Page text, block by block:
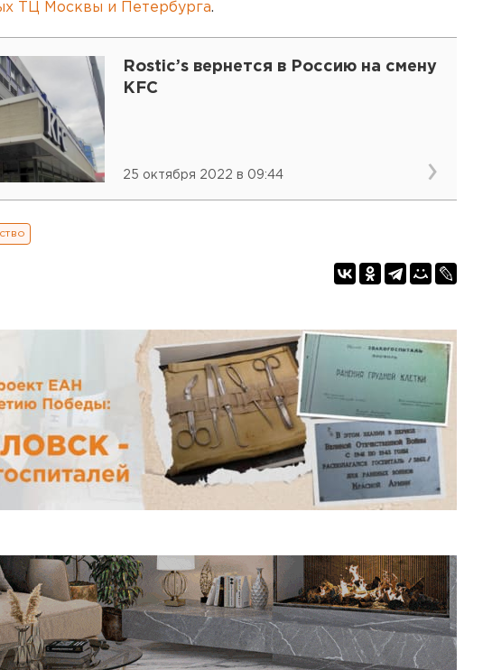
ТЦ Москвы и Петербурга.
Rostic’s вернется в Россию на смену
KFC
25 октября 2022 в 09:44